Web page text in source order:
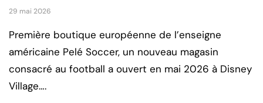
29 mai 2026
Première boutique européenne de l’enseigne
américaine Pelé Soccer, un nouveau magasin
consacré au football a ouvert en mai 2026 à Disney
Village….